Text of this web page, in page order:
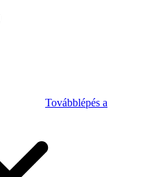
Továbblépés a